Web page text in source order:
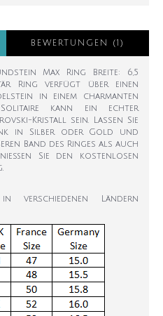
BEWERTUNGEN (1)
Max Ring Breite: 6,5
Ring verfügt über einen
in einem charmanten
kann ein echter
Kristall sein. Lassen Sie
in Silber oder Gold und
Band des Ringes als auch
Sie den kostenlosen
verschiedenen Ländern